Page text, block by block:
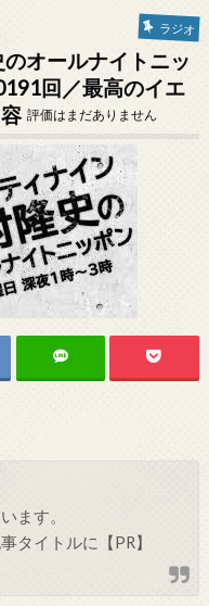
ラジオ
のオールナイトニッ
回／最高のイエ
評価はまだありません
ます。
タイトルに【PR】